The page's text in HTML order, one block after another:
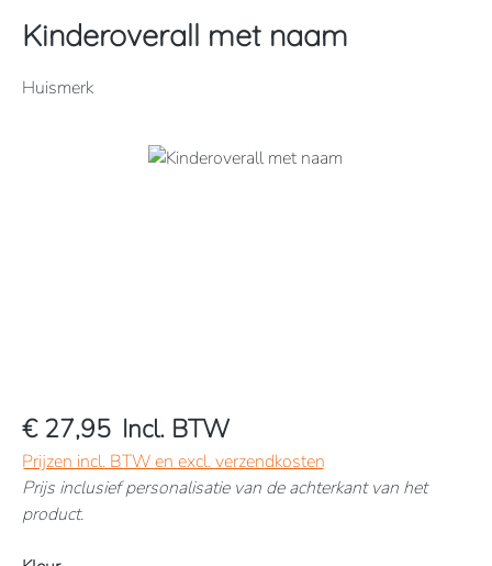
Kinderoverall met naam
Huismerk
Afbeeldingengalerij overslaan
€ 27,95 Incl. BTW
Prijzen incl. BTW en excl. verzendkosten
Prijs inclusief personalisatie van de achterkant van het
product.